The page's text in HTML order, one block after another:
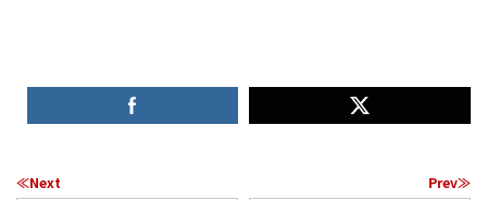
≪Next Prev≫